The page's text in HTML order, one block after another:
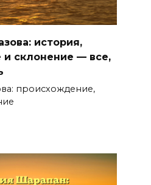
история,
склонение — все,
происхождение,